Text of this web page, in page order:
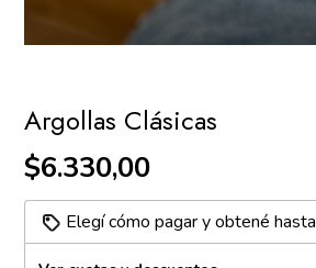
Argollas Clásicas
$6.330,00
Elegí cómo pagar y obtené hasta